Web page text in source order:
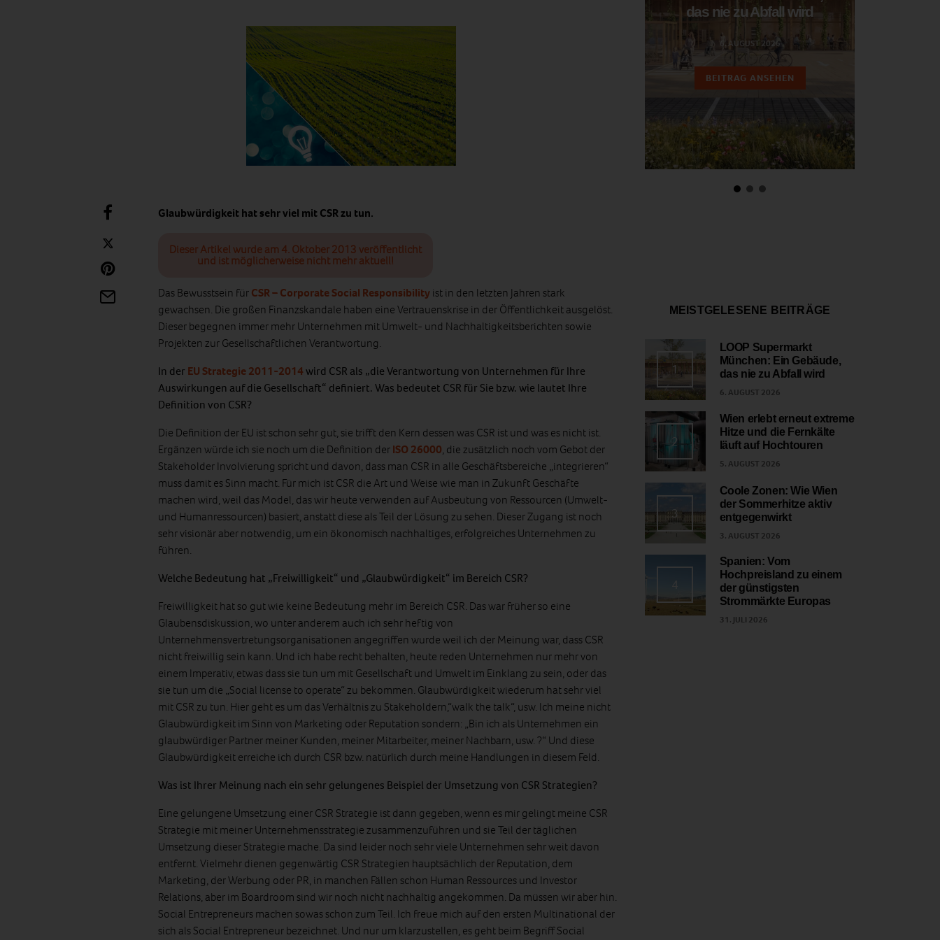
Glaubwürdigkeit hat sehr viel mit CSR zu tun.
Dieser Artikel wurde am 4. Oktober 2013 veröffentlicht
und ist möglicherweise nicht mehr aktuell!
Das Bewusstsein fürCSR – Corporate Social Responsibilityist in den letzten Jahren stark
gewachsen. Die großen Finanzskandale haben eine Vertrauenskrise in der Öffentlichkeit ausgelöst.
Dieser begegnen immer mehr Unternehmen mit Umwelt- und Nachhaltigkeitsberichten sowie
Projekten zur Gesellschaftlichen Verantwortung.
In der EU Strategie 2011-2014wird CSR als „die Verantwortung von Unternehmen für Ihre
Auswirkungen auf die Gesellschaft“ definiert. Was bedeutet CSR für Sie bzw. wie lautet Ihre
Definition von CSR?
Die Definition der EU ist schon sehr gut, sie trifft den Kern dessen was CSR ist und was es nicht ist.
Ergänzen würde ich sie noch um die Definition derISO 26000, die zusätzlich noch vom Gebot der
Stakeholder Involvierung spricht und davon, dass man CSR in alle Geschäftsbereiche „integrieren“
muss damit es Sinn macht. Für mich ist CSR die Art und Weise wie man in Zukunft Geschäfte
machen wird, weil das Model, das wir heute verwenden auf Ausbeutung von Ressourcen (Umwelt-
und Humanressourcen) basiert, anstatt diese als Teil der Lösung zu sehen. Dieser Zugang ist noch
sehr visionär aber notwendig, um ein ökonomisch nachhaltiges, erfolgreiches Unternehmen zu
führen.
Welche Bedeutung hat „Freiwilligkeit“ und „Glaubwürdigkeit“ im Bereich CSR?
Freiwilligkeit hat so gut wie keine Bedeutung mehr im Bereich CSR. Das war früher so eine
Glaubensdiskussion, wo unter anderem auch ich sehr heftig von
Unternehmensvertretungsorganisationen angegriffen wurde weil ich der Meinung war, dass CSR
nicht freiwillig sein kann. Und ich habe recht behalten, heute reden Unternehmen nur mehr von
einem Imperativ, etwas dass sie tun um mit Gesellschaft und Umwelt im Einklang zu sein, oder das
sie tun um die „Social license to operate“ zu bekommen. Glaubwürdigkeit wiederum hat sehr viel
mit CSR zu tun. Hier geht es um das Verhältnis zu Stakeholdern,“walk the talk“, usw. Ich meine nicht
Glaubwürdigkeit im Sinn von Marketing oder Reputation sondern: „Bin ich als Unternehmen ein
glaubwürdiger Partner meiner Kunden, meiner Mitarbeiter, meiner Nachbarn, usw. ?“ Und diese
Glaubwürdigkeit erreiche ich durch CSR bzw. natürlich durch meine Handlungen in diesem Feld.
Was ist Ihrer Meinung nach ein sehr gelungenes Beispiel der Umsetzung von CSR Strategien?
Eine gelungene Umsetzung einer CSR Strategie ist dann gegeben, wenn es mir gelingt meine CSR
Strategie mit meiner Unternehmensstrategie zusammenzuführen und sie Teil der täglichen
Umsetzung dieser Strategie mache. Da sind leider noch sehr viele Unternehmen sehr weit davon
entfernt. Vielmehr dienen gegenwärtig CSR Strategien hauptsächlich der Reputation, dem
Marketing, der Werbung oder PR, in manchen Fällen schon Human Ressources und Investor
Relations, aber im Boardroom sind wir noch nicht nachhaltig angekommen. Da müssen wir aber hin.
Social Entrepreneurs machen sowas schon zum Teil. Ich freue mich auf den ersten Multinational der
sich als Social Entrepreneur bezeichnet. Und nur um klarzustellen, es geht beim Begriff Social
das nie zu Abfall wird
6. AUGUST 2026
BEITRAG ANSEHEN
MEISTGELESENE BEITRÄGE
1
LOOP Supermarkt
München: Ein Gebäude,
das nie zu Abfall wird
6. AUGUST 2026
2
Wien erlebt erneut extreme
Hitze und die Fernkälte
läuft auf Hochtouren
5. AUGUST 2026
3
Coole Zonen: Wie Wien
der Sommerhitze aktiv
entgegenwirkt
3. AUGUST 2026
4
Spanien: Vom
Hochpreisland zu einem
der günstigsten
Strommärkte Europas
31. JULI 2026